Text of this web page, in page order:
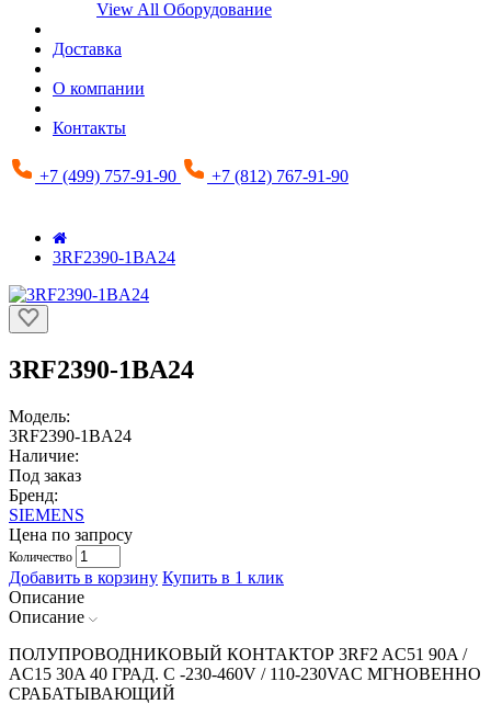
View All Оборудование
Доставка
О компании
Контакты
+7 (499) 757-91-90 +7 (812) 767-91-90
3RF2390-1BA24
3RF2390-1BA24
Модель:
3RF2390-1BA24
Наличие:
Под заказ
Бренд:
SIEMENS
Цена по запросу
Количество
Добавить в корзину Купить в 1 клик
Описание
Описание
ПОЛУПРОВОДНИКОВЫЙ КОНТАКТОР 3RF2 AC51 90A /
AC15 30A 40 ГРАД. C -230-460V / 110-230VAC МГНОВЕННО
СРАБАТЫВАЮЩИЙ